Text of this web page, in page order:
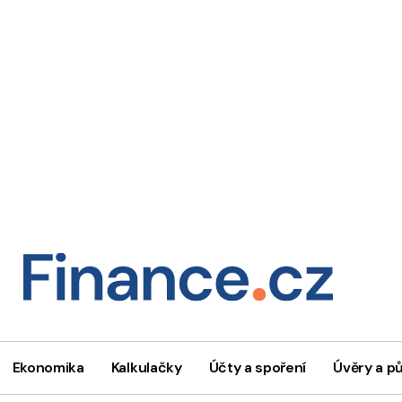
Ekonomika Kalkulačky Účty a spoření Úvěry a